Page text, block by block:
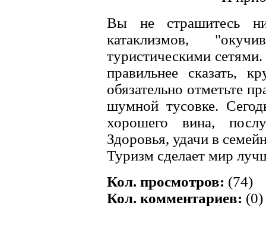
Вы не страшитесь
катаклизмов,
туристическими
правильнее сказать,
обязательно отметьте
шумной тусовке.
хорошего вина,
Здоровья, удачи в
Туризм сделает мир
Кол. просмотров: (74)
Кол. комментариев: (0)